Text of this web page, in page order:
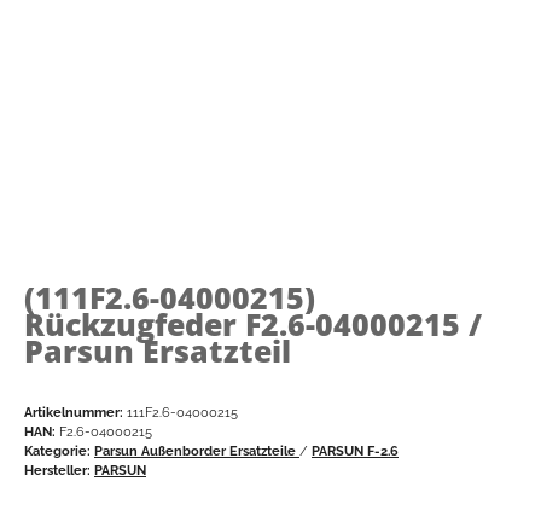
(111F2.6-04000215)
Rückzugfeder F2.6-04000215 /
Parsun Ersatzteil
Artikelnummer: 111F2.6-04000215
HAN: F2.6-04000215
Kategorie: Parsun Außenborder Ersatzteile / PARSUN F-2.6
Hersteller: PARSUN